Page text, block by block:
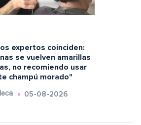
expertos coinciden:
se vuelven amarillas
no recomiendo usar
champú morado"
05-08-2026